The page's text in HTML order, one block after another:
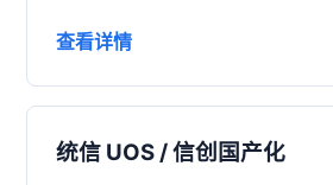
查看详情
统信 UOS / 信创国产化